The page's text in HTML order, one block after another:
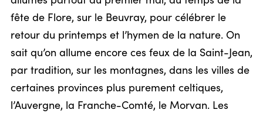
fête de Flore, sur le Beuvray, pour célébrer le
retour du printemps et l’hymen de la nature. On
sait qu’on allume encore ces feux de la Saint-Jean,
par tradition, sur les montagnes, dans les villes de
certaines provinces plus purement celtiques,
l’Auvergne, la Franche-Comté, le Morvan. Les